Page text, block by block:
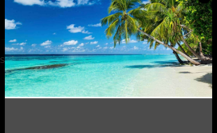
Zum
Inhalt
springen
START / COCKTAILS